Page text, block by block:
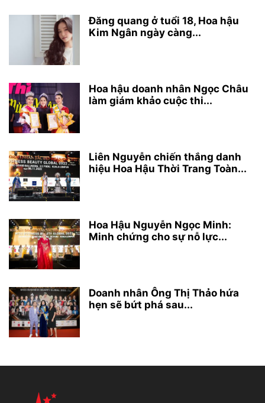
Đăng quang ở tuổi 18, Hoa hậu
Kim Ngân ngày càng...
Hoa hậu doanh nhân Ngọc Châu
làm giám khảo cuộc thi...
Liên Nguyễn chiến thắng danh
hiệu Hoa Hậu Thời Trang Toàn...
Hoa Hậu Nguyễn Ngọc Minh:
Minh chứng cho sự nỗ lực...
Doanh nhân Ông Thị Thảo hứa
hẹn sẽ bứt phá sau...